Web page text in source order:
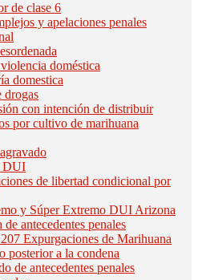
de clase 6
y apelaciones penales
doméstica
domestica
drogas
con intención de distribuir
por cultivo de marihuana
DUI
de libertad condicional por
y Súper Extremo DUI Arizona
antecedentes penales
Expurgaciones de Marihuana
posterior a la condena
de antecedentes penales